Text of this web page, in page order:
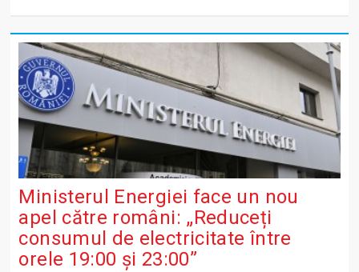
Ministerul Energiei face un nou
apel către români: „Reduceți
consumul de electricitate între
orele 19:00 și 23:00”